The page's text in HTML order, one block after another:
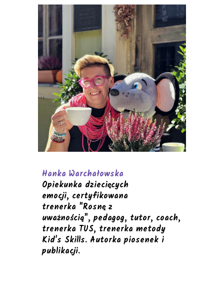
Hanka Warchałowska
Opiekunka dziecięcych
emocji, certyfikowana
trenerka "Rosnę z
uważnością", pedagog, tutor, coach,
trenerka TUS, trenerka metody
Kid's Skills. Autorka piosenek i
publikacji.